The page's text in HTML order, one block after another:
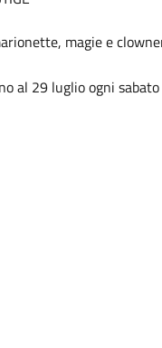
magie e
al 29 luglio ogni